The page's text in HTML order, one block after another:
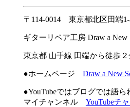
〒114-0014 東京都北区田端
ギターリペア工房 Draw a New
東京都 山手線 田端から徒歩
●ホームページ Draw a New
●YouTubeではブログでは語
マイチャンネル YouTubeチ